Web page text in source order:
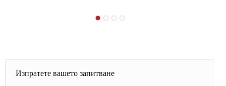
Изпратете вашето запитване